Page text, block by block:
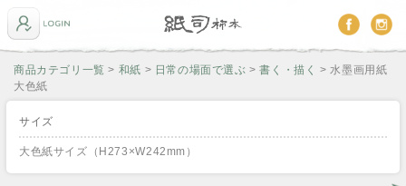
商品カテゴリ一覧 > 和紙 > 日常の場面で選ぶ >書く・描く > 水墨画用紙
大色紙
サイズ
大色紙サイズ（H273×W242mm）